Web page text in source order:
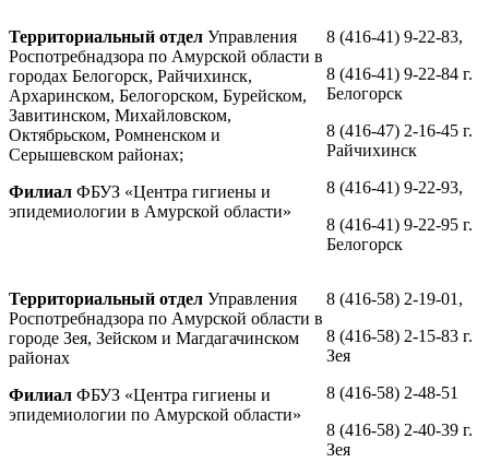
Территориальный отдел Управления
Роспотребнадзора по Амурской области в
городах Белогорск, Райчихинск,
Архаринском, Белогорском, Бурейском,
Завитинском, Михайловском,
Октябрьском, Ромненском и
Серышевском районах;
Филиал ФБУЗ «Центра гигиены и
эпидемиологии в Амурской области»
8 (416-41) 9-22-83,
8 (416-41) 9-22-84 г.
Белогорск
8 (416-47) 2-16-45 г.
Райчихинск
8 (416-41) 9-22-93,
8 (416-41) 9-22-95 г.
Белогорск
Территориальный отдел Управления
Роспотребнадзора по Амурской области в
городе Зея, Зейском и Магдагачинском
районах
Филиал ФБУЗ «Центра гигиены и
эпидемиологии по Амурской области»
8 (416-58) 2-19-01,
8 (416-58) 2-15-83 г.
Зея
8 (416-58) 2-48-51
8 (416-58) 2-40-39 г.
Зея